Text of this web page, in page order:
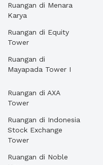
Ruangan di Menara
Karya
Ruangan di Equity
Tower
Ruangan di
Mayapada Tower I
Ruangan di AXA
Tower
Ruangan di Indonesia
Stock Exchange
Tower
Ruangan di Noble